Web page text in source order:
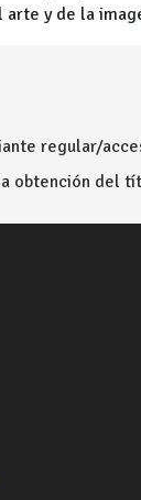
y de la
regular/
obtención del